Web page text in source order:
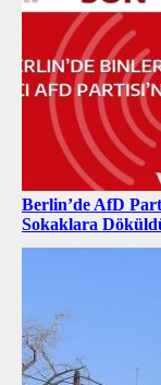
Berlin’de AfD
Sokaklara